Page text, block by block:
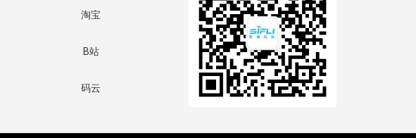
淘宝
B站
码云